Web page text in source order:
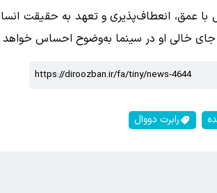
با عمق، انعطاف‌پذیری و تعهد به حقیقت
جای خالی او در سینما به‌وضوح احساس
رابرت دووال